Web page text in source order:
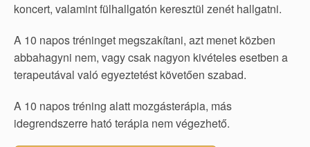
koncert, valamint fülhallgatón keresztül zenét hallgatni.
A 10 napos tréninget megszakítani, azt menet közben
abbahagyni nem, vagy csak nagyon kivételes esetben a
terapeutával való egyeztetést követően szabad.
A 10 napos tréning alatt mozgásterápia, más
idegrendszerre ható terápia nem végezhető.